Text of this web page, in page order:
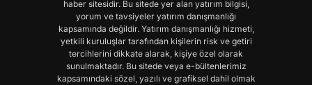
haber sitesidir. Bu sitede yer alan yatırım bilgisi,
yorum ve tavsiyeler yatırım danışmanlığı
kapsamında değildir. Yatırım danışmanlığı hizmeti,
yetkili kuruluşlar tarafından kişilerin risk ve getiri
tercihlerini dikkate alarak, kişiye özel olarak
sunulmaktadır. Bu sitede veya e-bültenlerimiz
kapsamındaki sözel, yazılı ve grafiksel dahil olmak